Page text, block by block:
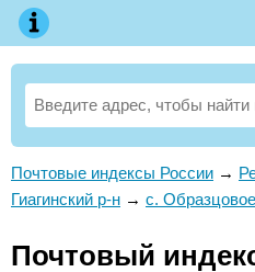
Почтовые индексы России →
Гиагинский р-н → с. Образцовое
Почтовый